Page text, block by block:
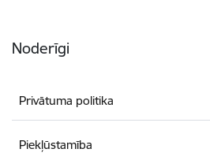
Noderīgi
Privātuma politika
Piekļūstamība